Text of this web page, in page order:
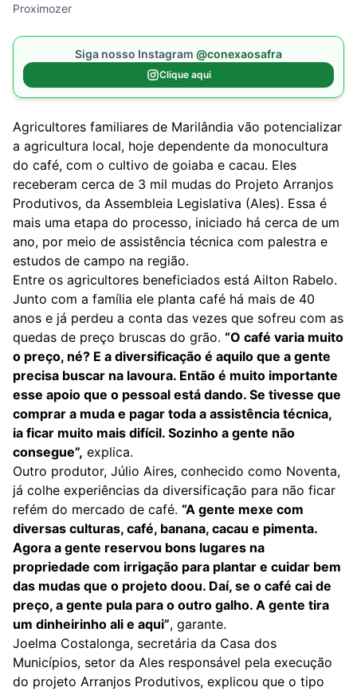
Proximozer
Siga nosso Instagram @conexaosafra
Clique aqui
Agricultores familiares de Marilândia vão potencializar
a agricultura local, hoje dependente da monocultura
do café, com o cultivo de goiaba e cacau. Eles
receberam cerca de 3 mil mudas do Projeto Arranjos
Produtivos, da Assembleia Legislativa (Ales). Essa é
mais uma etapa do processo, iniciado há cerca de um
ano, por meio de assistência técnica com palestra e
estudos de campo na região.
Entre os agricultores beneficiados está Ailton Rabelo.
Junto com a família ele planta café há mais de 40
anos e já perdeu a conta das vezes que sofreu com as
quedas de preço bruscas do grão. “O café varia muito
o preço, né? E a diversificação é aquilo que a gente
precisa buscar na lavoura. Então é muito importante
esse apoio que o pessoal está dando. Se tivesse que
comprar a muda e pagar toda a assistência técnica,
ia ficar muito mais difícil. Sozinho a gente não
consegue”, explica.
Outro produtor, Júlio Aires, conhecido como Noventa,
já colhe experiências da diversificação para não ficar
refém do mercado de café. “A gente mexe com
diversas culturas, café, banana, cacau e pimenta.
Agora a gente reservou bons lugares na
propriedade com irrigação para plantar e cuidar bem
das mudas que o projeto doou. Daí, se o café cai de
preço, a gente pula para o outro galho. A gente tira
um dinheirinho ali e aqui”, garante.
Joelma Costalonga, secretária da Casa dos
Municípios, setor da Ales responsável pela execução
do projeto Arranjos Produtivos, explicou que o tipo